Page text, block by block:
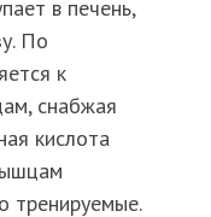
в печень,
По
к
снабжая
кислота
тренируемые.